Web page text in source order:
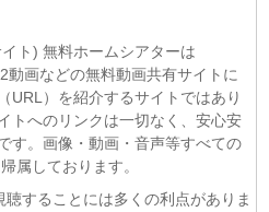
2期 第7話
第5話
と待ち合わせ 第6話
話
救命救急班 第5話
と偽りの勇者伝承- 第5話
ト) 無料ホームシアターは
画などの無料動画共有サイトに
URL）を紹介するサイトではあり
トへのリンクは一切なく、安心安
す。画像・動画・音声等すべての
属しております。
することには多くの利点がありま